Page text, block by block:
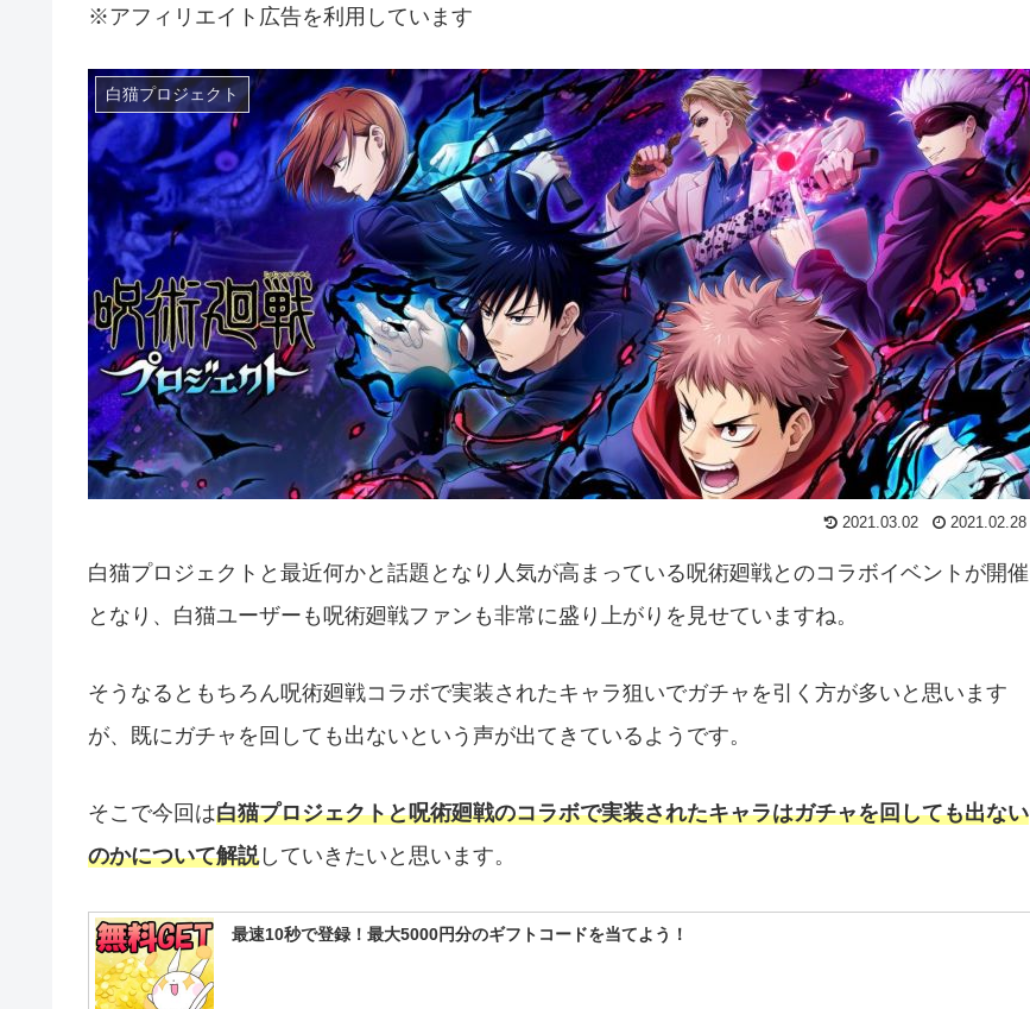
※アフィリエイト広告を利用しています
白猫プロジェクト
2021.03.02 2021.02.28
白猫プロジェクトと最近何かと話題となり人気が高まっている呪術廻戦とのコラボイベントが開催
となり、白猫ユーザーも呪術廻戦ファンも非常に盛り上がりを見せていますね。
そうなるともちろん呪術廻戦コラボで実装されたキャラ狙いでガチャを引く方が多いと思います
が、既にガチャを回しても出ないという声が出てきているようです。
そこで今回は白猫プロジェクトと呪術廻戦のコラボで実装されたキャラはガチャを回しても出ない
のかについて解説していきたいと思います。
最速10秒で登録！最大5000円分のギフトコードを当てよう！